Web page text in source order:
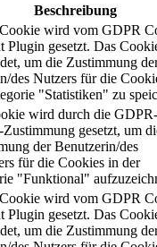
Beschreibung
wird vom GDPR
Plugin gesetzt. Das
um die Zustimmung
des Nutzers für die
"Statistiken" zu
wird durch die GDPR-
gesetzt, um
der Benutzerin/des
für die Cookies in der
"Funktional"
wird vom GDPR
Plugin gesetzt. Das
um die Zustimmung